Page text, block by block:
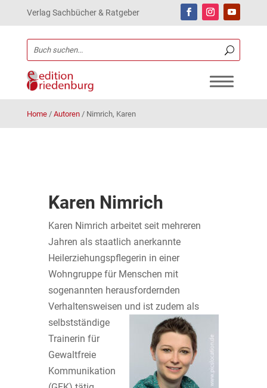
Verlag Sachbücher & Ratgeber
Home/ Autoren/ Nimrich, Karen
Karen Nimrich
Karen Nimrich arbeitet seit mehreren
Jahren als staatlich anerkannte
Heilerziehungspflegerin in einer
Wohngruppe für Menschen mit
sogenannten herausfordernden
Verhaltensweisen und ist zudem als
selbstständige
Trainerin für
Gewaltfreie
Kommunikation